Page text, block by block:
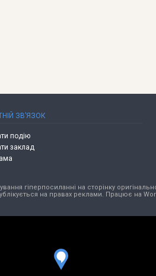
ЗВ’ЯЗОК
подію
заклад
гіперпосиланні на сторінку
на правах реклами. Працює на